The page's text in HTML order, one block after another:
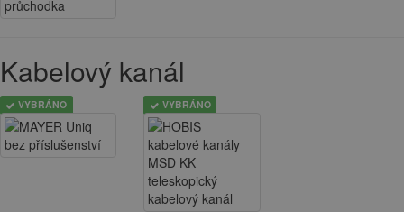
Kabelový kanál
VYBRÁNO VYBRÁNO